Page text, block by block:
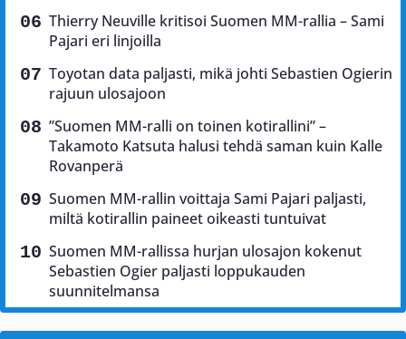
Thierry Neuville kritisoi Suomen MM-rallia – Sami
Pajari eri linjoilla
Toyotan data paljasti, mikä johti Sebastien Ogierin
rajuun ulosajoon
”Suomen MM-ralli on toinen kotirallini” –
Takamoto Katsuta halusi tehdä saman kuin Kalle
Rovanperä
Suomen MM-rallin voittaja Sami Pajari paljasti,
miltä kotirallin paineet oikeasti tuntuivat
Suomen MM-rallissa hurjan ulosajon kokenut
Sebastien Ogier paljasti loppukauden
suunnitelmansa